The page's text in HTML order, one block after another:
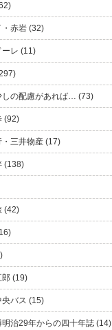
・赤岩 (32)
ーレ (11)
しの配慮があれば… (73)
(92)
・三井物産 (17)
(138)
(42)
郎 (19)
央バス (15)
明治29年からの四十年誌 (14)